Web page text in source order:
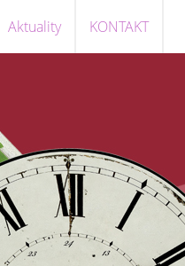
Aktuality KONTAKT